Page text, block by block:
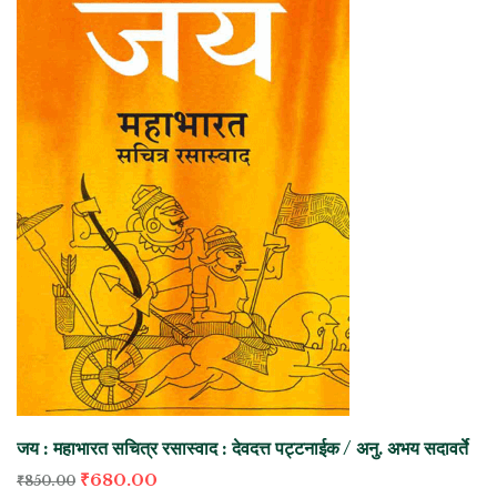
जय : महाभारत सचित्र रसास्वाद : देवदत्त पट्टनाईक / अनु. अभय सदावर्ते
₹850.00 ₹680.00